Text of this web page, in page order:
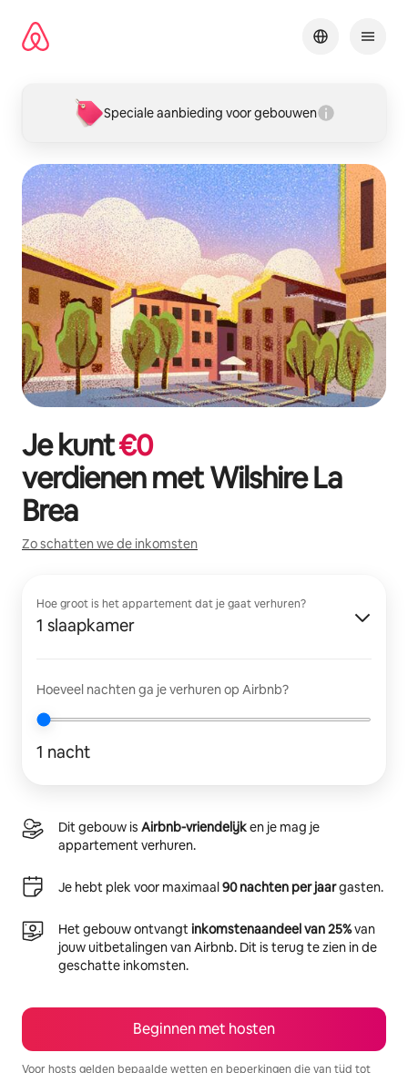
direct
naar
Speciale aanbieding voor gebouwen
Je kunt€0
verdienen metWilshire La
Brea
Zo schatten we de inkomsten
Hoe groot is het appartement dat je gaat verhuren?
1 slaapkamer
Hoeveel nachten ga je verhuren op Airbnb?
1 nacht
Dit gebouw is Airbnb-vriendelijken je mag je
appartement verhuren.
Je hebt plek voor maximaal90 nachten per jaargasten.
Het gebouw ontvangtinkomstenaandeel van 25%van
jouw uitbetalingen van Airbnb. Dit is terug te zien in de
geschatte inkomsten.
Beginnen met hosten
Voor hosts gelden bepaalde wetten en beperkingen die van tijd tot